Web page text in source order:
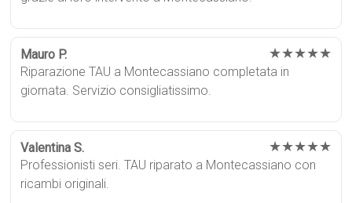
Mauro P. ★★★★★
Riparazione TAU a Montecassiano completata in
giornata. Servizio consigliatissimo.
Valentina S. ★★★★★
Professionisti seri. TAU riparato a Montecassiano con
ricambi originali.